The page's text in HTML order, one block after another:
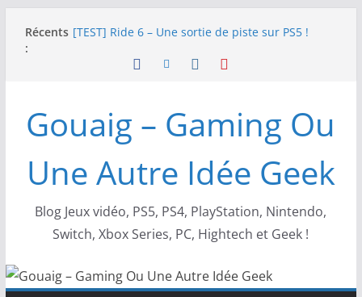
Récents
:
[TEST] Ride 6 – Une sortie de piste sur PS5 !
NEOGEO AES+ : La légende de l’arcade est de
SWITCH 2 : Nouveaux accessoires Turtle Beach X
Gouaig – Gaming Ou
Une Autre Idée Geek
Blog Jeux vidéo, PS5, PS4, PlayStation, Nintendo,
Switch, Xbox Series, PC, Hightech et Geek !